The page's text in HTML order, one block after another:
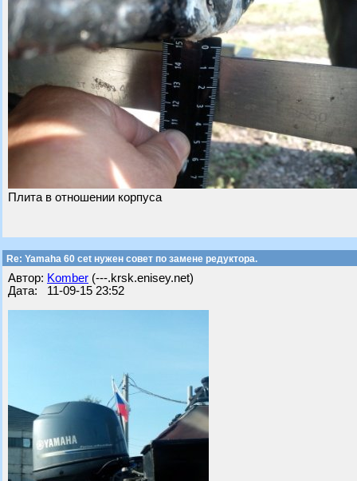
Плита в отношении корпуса
Re: Yamaha 60 cet нужен совет по замене редуктора.
Автор: Komber (---.krsk.enisey.net)
Дата: 11-09-15 23:52